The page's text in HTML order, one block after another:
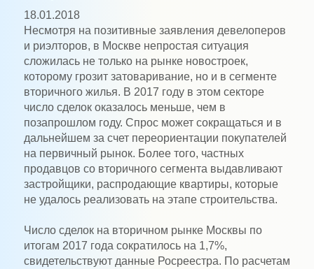
18.01.2018
Несмотря на позитивные заявления девелоперов
и риэлторов, в Москве непростая ситуация
сложилась не только на рынке новостроек,
которому грозит затоваривание, но и в сегменте
вторичного жилья. В 2017 году в этом секторе
число сделок оказалось меньше, чем в
позапрошлом году. Спрос может сокращаться и в
дальнейшем за счет переориентации покупателей
на первичный рынок. Более того, частных
продавцов со вторичного сегмента выдавливают
застройщики, распродающие квартиры, которые
не удалось реализовать на этапе строительства.
Число сделок на вторичном рынке Москвы по
итогам 2017 года сократилось на 1,7%,
свидетельствуют данные Росреестра. По расчетам